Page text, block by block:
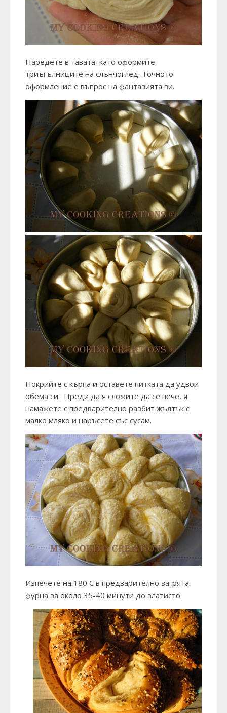
Наредете в тавата, като оформите
триъгълниците на слънчоглед. Точното
оформление е въпрос на фантазията ви.
Покрийте с кърпа и оставете питката да удвои
обема си. Преди да я сложите да се пече, я
намажете с предварително разбит жълтък с
малко мляко и наръсете със сусам.
Изпечете на 180 С в предварително загрята
фурна за около 35-40 минути до златисто.